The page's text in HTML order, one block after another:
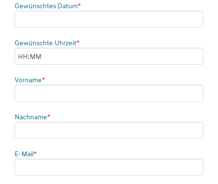
Pflichtfeld
Gewünschtes Datum*
Pflichtfeld
Gewünschte Uhrzeit*
Pflichtfeld
Vorname*
Pflichtfeld
Nachname*
Pflichtfeld
E-Mail*